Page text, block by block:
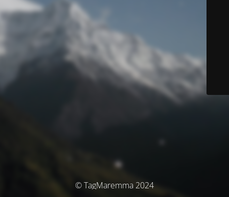
© TagMaremma 2024